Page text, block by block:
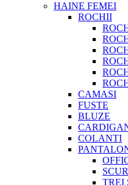
HAINE FEMEI
ROCHII
CAMASI
FUSTE
BLUZE
COLANTI
TREI